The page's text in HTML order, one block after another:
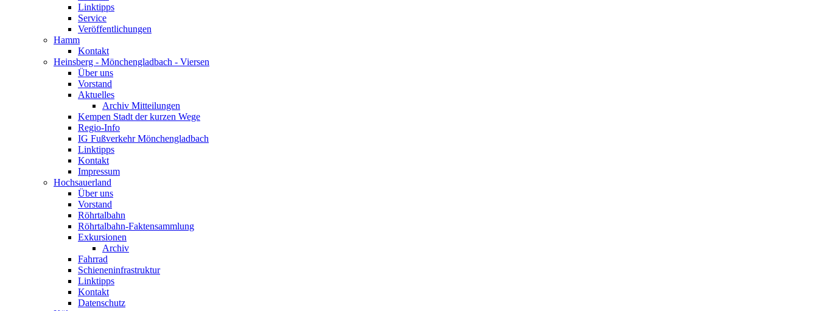
Linktipps
Service
Veröffentlichungen
Hamm
Kontakt
Heinsberg - Mönchengladbach - Viersen
Über uns
Vorstand
Aktuelles
Archiv Mitteilungen
Kempen Stadt der kurzen Wege
Regio-Info
IG Fußverkehr Mönchengladbach
Linktipps
Kontakt
Impressum
Hochsauerland
Über uns
Vorstand
Röhrtalbahn
Röhrtalbahn-Faktensammlung
Exkursionen
Archiv
Fahrrad
Schieneninfrastruktur
Linktipps
Kontakt
Datenschutz